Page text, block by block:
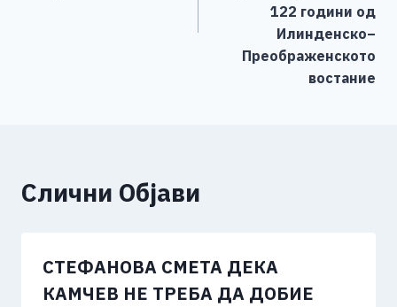
122 години од
Илинденско–
Преображенското
востание
Слични Објави
СТЕФАНОВА СМЕТА ДЕКА
КАМЧЕВ НЕ ТРЕБА ДА ДОБИЕ